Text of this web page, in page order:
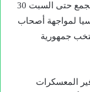
بمشاركة اللاعبين المحليين، على أن يستمر التجمع حتى السبت 30
لمواجهة أصحاب
جمهورية
المعسكرات